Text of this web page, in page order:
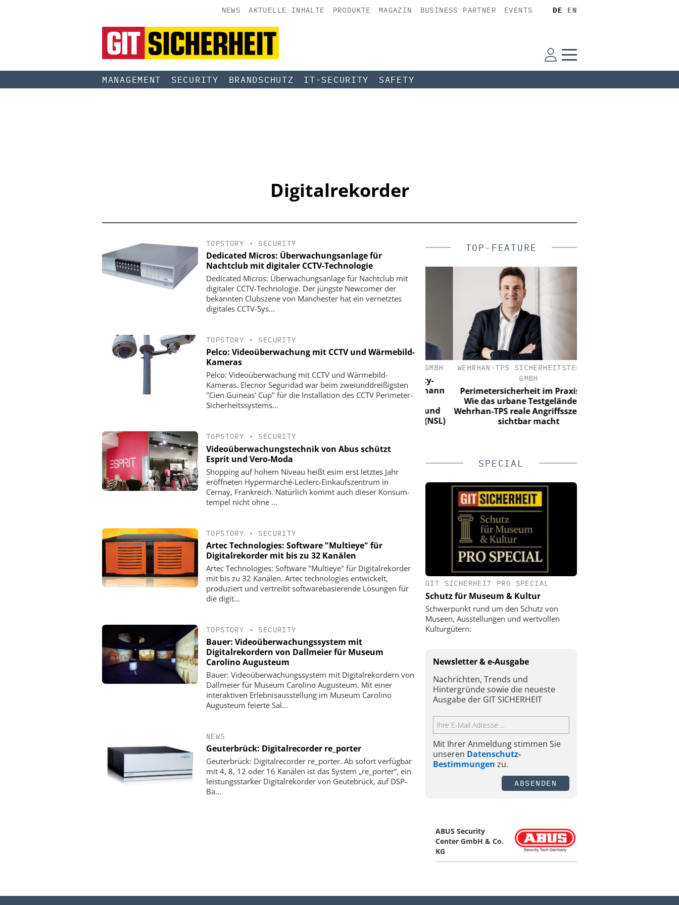
NEWS AKTUELLE INHALTE PRODUKTE MAGAZIN BUSINESS PARTNER EVENTS DE EN
MANAGEMENT SECURITY BRANDSCHUTZ IT-SECURITY SAFETY
Digitalrekorder
TOPSTORY • SECURITY
Dedicated Micros: Überwachungsanlage für
Nachtclub mit digitaler CCTV-Technologie
Dedicated Micros: Überwachungsanlage für Nachtclub mit
digitaler CCTV-Technologie. Der jüngste Newcomer der
bekannten Clubszene von Manchester hat ein vernetztes
digitales CCTV-Sys...
TOPSTORY • SECURITY
Pelco: Videoüberwachung mit CCTV und Wärmebild-
Kameras
Pelco: Videoüberwachung mit CCTV und Wärmebild-
Kameras. Elecnor Seguridad war beim zweiunddreißigsten
"Cien Guineas' Cup" für die Installation des CCTV Perimeter-
Sicherheitssystems...
TOPSTORY • SECURITY
Videoüberwachungstechnik von Abus schützt
Esprit und Vero-Moda
Shopping auf hohem Niveau heißt ­esim erst letztes Jahr
eröffneten Hypermarché-Leclerc-Einkaufs­zentrum in
Cernay, Frankreich. Natürlich kommt auch dieser Konsum­
tempel nicht ohne ...
TOPSTORY • SECURITY
Artec Technologies: Software "Multieye" für
Digitalrekorder mit bis zu 32 Kanälen
Artec Technologies: Software "Multieye" für Digitalrekorder
mit bis zu 32 Kanälen. Artec technologies entwickelt,
produziert und vertreibt softwarebasierende Lösungen für
die digit...
TOPSTORY • SECURITY
Bauer: Videoüberwachungssystem mit
Digitalrekordern von Dallmeier für Museum
Carolino Augusteum
Bauer: Videoüberwachungssystem mit Digitalrekordern von
Dallmeier für Museum Carolino Augusteum. Mit einer
interaktiven Erlebnisausstellung im Museum Carolino
Augusteum feierte Sal...
NEWS
Geuterbrück: Digitalrecorder re_porter
Geuterbrück: Digitalrecorder re_porter. Ab sofort verfügbar
mit 4, 8, 12 oder 16 Kanälen ist das System „re_porter“, ein
leistungsstarker Digitalrekorder von Geutebrück, auf DSP-
Ba...
TOP-FEATURE
EUCHNER GMBH + CO. KG
Euchner mit IO-Link-Safety-Lösungen
auf der Hannover Messe: Die letzten
20 Meter im Fokus
Interview mit Klüh Security-
Geschäftsführer Sven Horstmann
über integrierte
WEHRHAN-TPS SICHERHEITSTECHNIK
Perimetersicherheit im Praxistest:
Wie das urbane Testgelände von
Wehrhan-TPS reale Angriffsszenarien
sichtbar macht
SPECIAL
GIT SICHERHEIT PRO SPECIAL
Schutz für Museum & Kultur
Schwerpunkt rund um den Schutz von
Museen, Ausstellungen und wertvollen
Kulturgütern.
Newsletter & e-Ausgabe
Nachrichten, Trends und
Hintergründe sowie die neueste
Ausgabe der GIT SICHERHEIT
Mit Ihrer Anmeldung stimmen Sie
unseren Datenschutz-
Bestimmungen zu.
ABSENDEN
ABUS Security
Center GmbH & Co.
KG